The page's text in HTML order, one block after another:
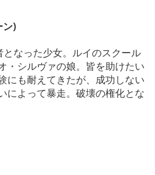
ン)
となった少女。ルイのスクール
・シルヴァの娘。皆を助けたい
にも耐えてきたが、成功しない
によって暴走。破壊の権化とな